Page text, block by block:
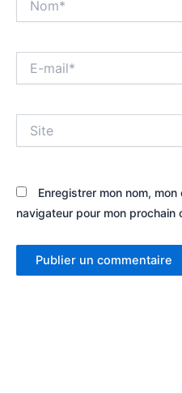
mail*
Enregistrer mon nom,
navigateur pour mon prochain